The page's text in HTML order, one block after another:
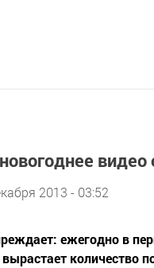
видео
2013 - 03:52
ежегодно в
количество